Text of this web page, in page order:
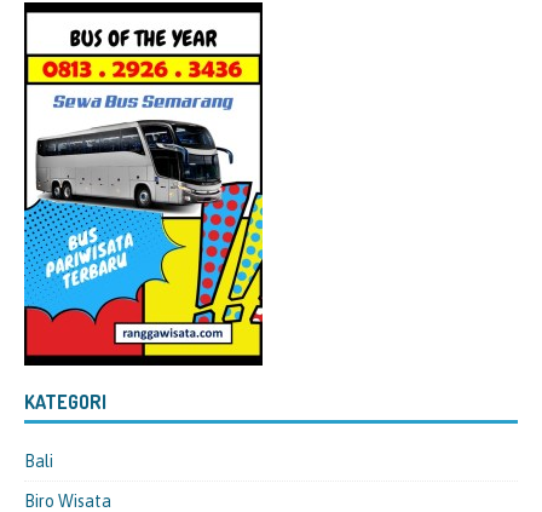
KATEGORI
Bali
Biro Wisata